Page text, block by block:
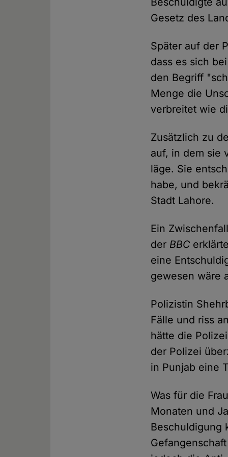
Gesetz des
Später auf der
dass es sich
den Begriff
Menge die
verbreitet wie
Zusätzlich zu
auf, in dem sie
läge. Sie
habe, und
Stadt Lahore.
Ein
der BBC
eine
gewesen wäre
Polizistin
Fälle und riss
hätte die
der Polizei
in Punjab eine
Was für die
Monaten und
Beschuldigung